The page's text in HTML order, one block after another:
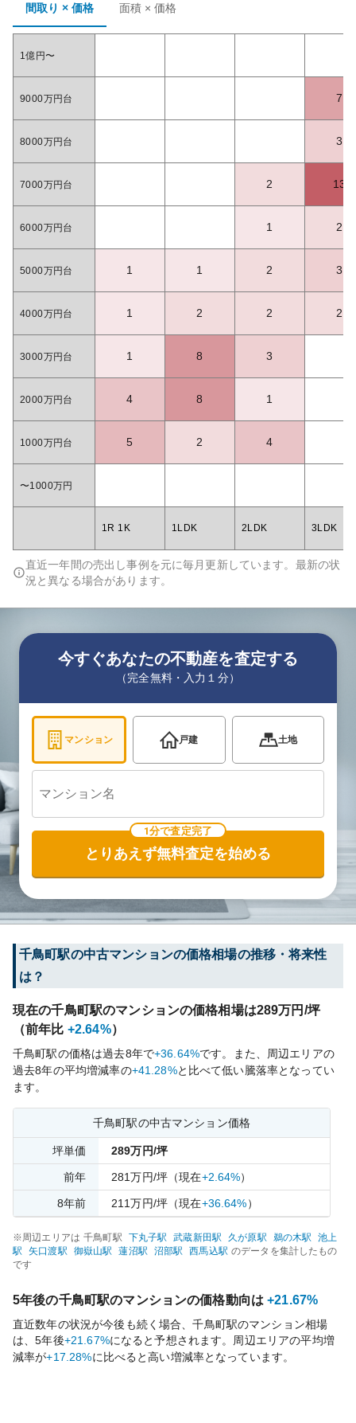
間取り × 価格 面積 × 価格
1億円〜
9000万円台 7
8000万円台 3
7000万円台 2 13
6000万円台 1 2
5000万円台 1 1 2 3
4000万円台 1 2 2 2
3000万円台 1 8 3
2000万円台 4 8 1
1000万円台 5 2 4
〜1000万円
1R 1K 1LDK 2LDK 3LDK
直近一年間の売出し事例を元に毎月更新しています。最新の状
況と異なる場合があります。
今すぐあなたの不動産を査定する
（完全無料・入力１分）
マンション 戸建 土地
1分で査定完了
とりあえず無料査定を始める
千鳥町駅の中古マンションの価格相場の推移・将来性
は？
現在の千鳥町駅のマンションの価格相場は289万円/坪
（前年比 +2.64%）
千鳥町駅の価格は過去8年で+36.64%です。
また、周辺エリアの
過去8年の平均増減率の+41.28%と比べて低い騰落率となってい
ます。
千鳥町駅の中古マンション価格
坪単価 289万円/坪
前年 281万円/坪 （現在+2.64%）
8年前 211万円/坪 （現在+36.64%）
※周辺エリアは 千鳥町駅 下丸子駅 武蔵新田駅 久が原駅 鵜の木駅
池上
駅
矢口渡駅 御嶽山駅 蓮沼駅 沼部駅 西馬込駅 のデータを集計したもの
です
5年後の千鳥町駅のマンションの価格動向は +21.67%
直近数年の状況が今後も続く場合、千鳥町駅のマンション相場
は、5年後+21.67%になると予想されます。周辺エリアの平均増
減率が+17.28%に比べると高い増減率となっています。